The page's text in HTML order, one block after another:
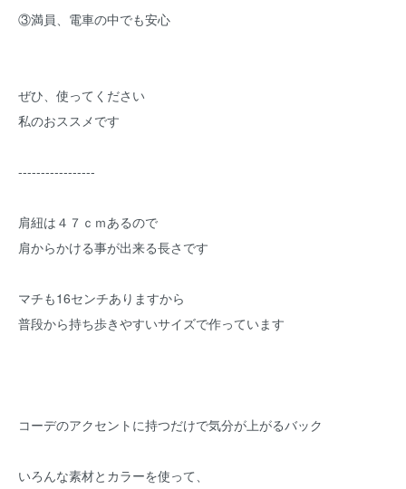
③満員、電車の中でも安心
ぜひ、使ってください
私のおススメです
-----------------
肩紐は４７ｃｍあるので
肩からかける事が出来る長さです
マチも16センチありますから
普段から持ち歩きやすいサイズで作っています
コーデのアクセントに持つだけで気分が上がるバック
いろんな素材とカラーを使って、